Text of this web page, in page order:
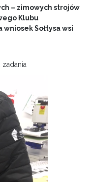
– zimowych strojów
Klubu
Sołtysa wsi